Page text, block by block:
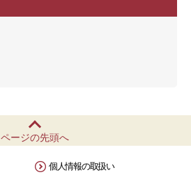
ページの先頭へ
個人情報の取扱い